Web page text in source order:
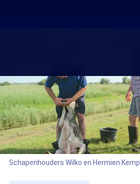
Schapenhouders Wilko en Hermien Kemp